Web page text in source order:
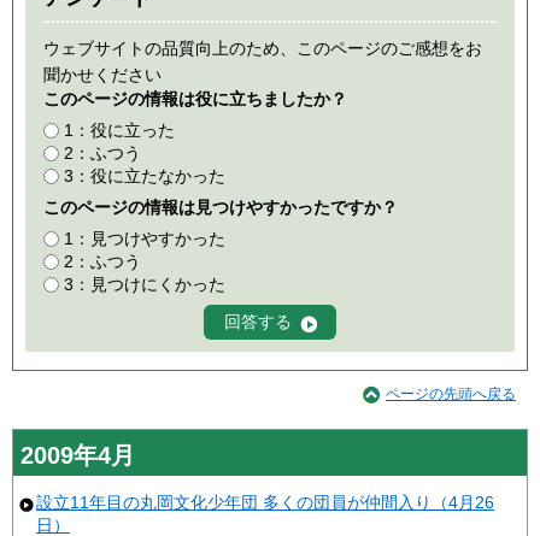
ウェブサイトの品質向上のため、このページのご感想をお
聞かせください
このページの情報は役に立ちましたか？
1：役に立った
2：ふつう
3：役に立たなかった
このページの情報は見つけやすかったですか？
1：見つけやすかった
2：ふつう
3：見つけにくかった
ページの先頭へ戻る
2009年4月
設立11年目の丸岡文化少年団 多くの団員が仲間入り（4月26
日）